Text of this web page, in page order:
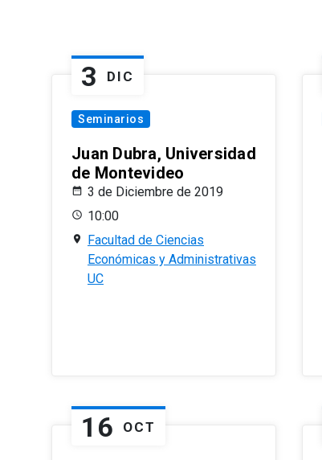
3 DIC
Seminarios
Juan Dubra, Universidad
de Montevideo
3 de Diciembre de 2019
10:00
Facultad de Ciencias
Económicas y Administrativas
UC
16 OCT